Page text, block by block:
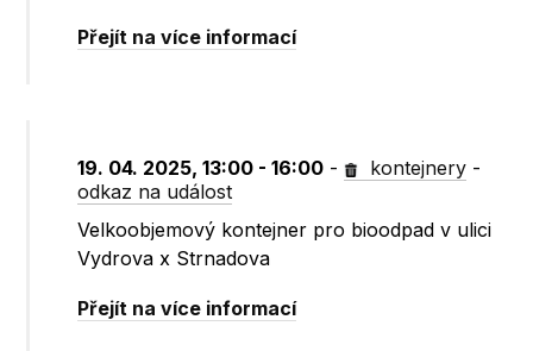
Přejít na více informací
19. 04. 2025, 13:00 - 16:00 - kontejnery -
odkaz na událost
Velkoobjemový kontejner pro bioodpad v ulici
Vydrova x Strnadova
Přejít na více informací